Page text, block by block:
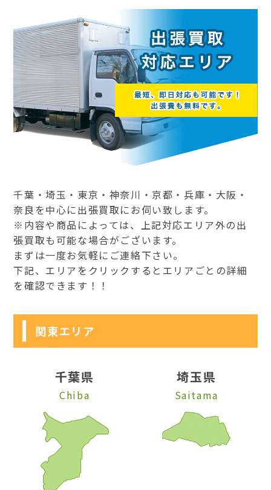
千葉・埼玉・東京・神奈川・京都・兵庫・大阪・
奈良を中心に出張買取にお伺い致します。
※内容や商品によっては、上記対応エリア外の出
張買取も可能な場合がございます。
まずは一度お気軽にご連絡下さい。
下記、エリアをクリックするとエリアごとの詳細
を確認できます！！
関東エリア
千葉県
Chiba
埼玉県
Saitama